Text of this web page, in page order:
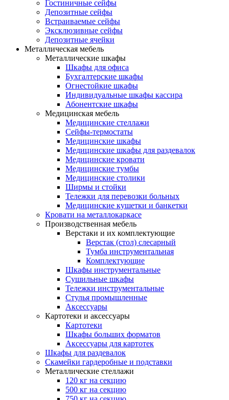
Гостиничные сейфы
Депозитные сейфы
Встраиваемые сейфы
Эксклюзивные сейфы
Депозитные ячейки
Металлическая мебель
Металлические шкафы
Шкафы для офиса
Бухгалтерские шкафы
Огнестойкие шкафы
Индивидуальные шкафы кассира
Абонентские шкафы
Медицинская мебель
Медицинские стеллажи
Сейфы-термостаты
Медицинские шкафы
Медицинские шкафы для раздевалок
Медицинские кровати
Медицинские тумбы
Медицинские столики
Ширмы и стойки
Тележки для перевозки больных
Медицинские кушетки и банкетки
Кровати на металлокаркасе
Производственная мебель
Верстаки и их комплектующие
Верстак (стол) слесарный
Тумба инструментальная
Комплектующие
Шкафы инструментальные
Сушильные шкафы
Тележки инструментальные
Стулья промышленные
Аксессуары
Картотеки и аксессуары
Картотеки
Шкафы больших форматов
Аксессуары для картотек
Шкафы для раздевалок
Скамейки гардеробные и подставки
Металлические стеллажи
120 кг на секцию
500 кг на секцию